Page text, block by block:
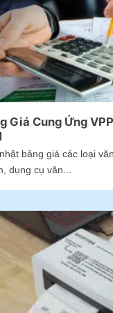
Giá Cung Ứng
bảng giá các loại
dụng cụ văn...